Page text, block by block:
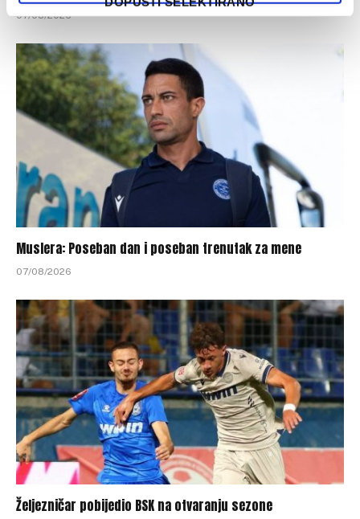
07/08/2026
Muslera: Poseban dan i poseban trenutak za mene
07/08/2026
Željezničar pobijedio BSK na otvaranju sezone